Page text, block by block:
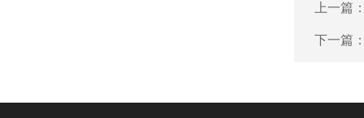
上一篇
下一篇